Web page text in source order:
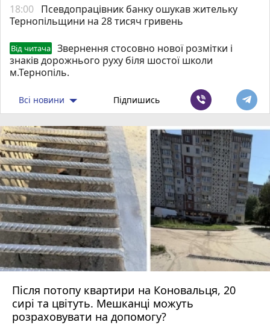
18:00 Псевдопрацівник банку ошукав жительку
Тернопільщини на 28 тисяч гривень
Від читача
Звернення стосовно нової розмітки і
знаків дорожнього руху біля шостої школи
м.Тернопіль.
Всі новини Підпишись
Після потопу квартири на Коновальця, 20
сирі та цвітуть. Мешканці можуть
розраховувати на допомогу?